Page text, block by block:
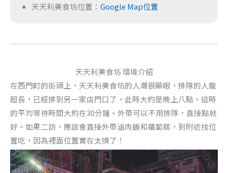
天天利美食坊位置： Google Map位置
天天利美食坊 環境介紹
在西門町的街頭上，天天利美食坊的人潮很顯眼，排隊的人龍
超長，已經排到另一家店門口了，此時大約是晚上八點。這時
的平均等待時間大約在30分鐘。外帶可以不用排隊，直接點就
好。如果二訪，應該會直接外帶滷肉飯和蘿蔔糕，到附近找位
置吃，因為裡面位置實在太擠了！